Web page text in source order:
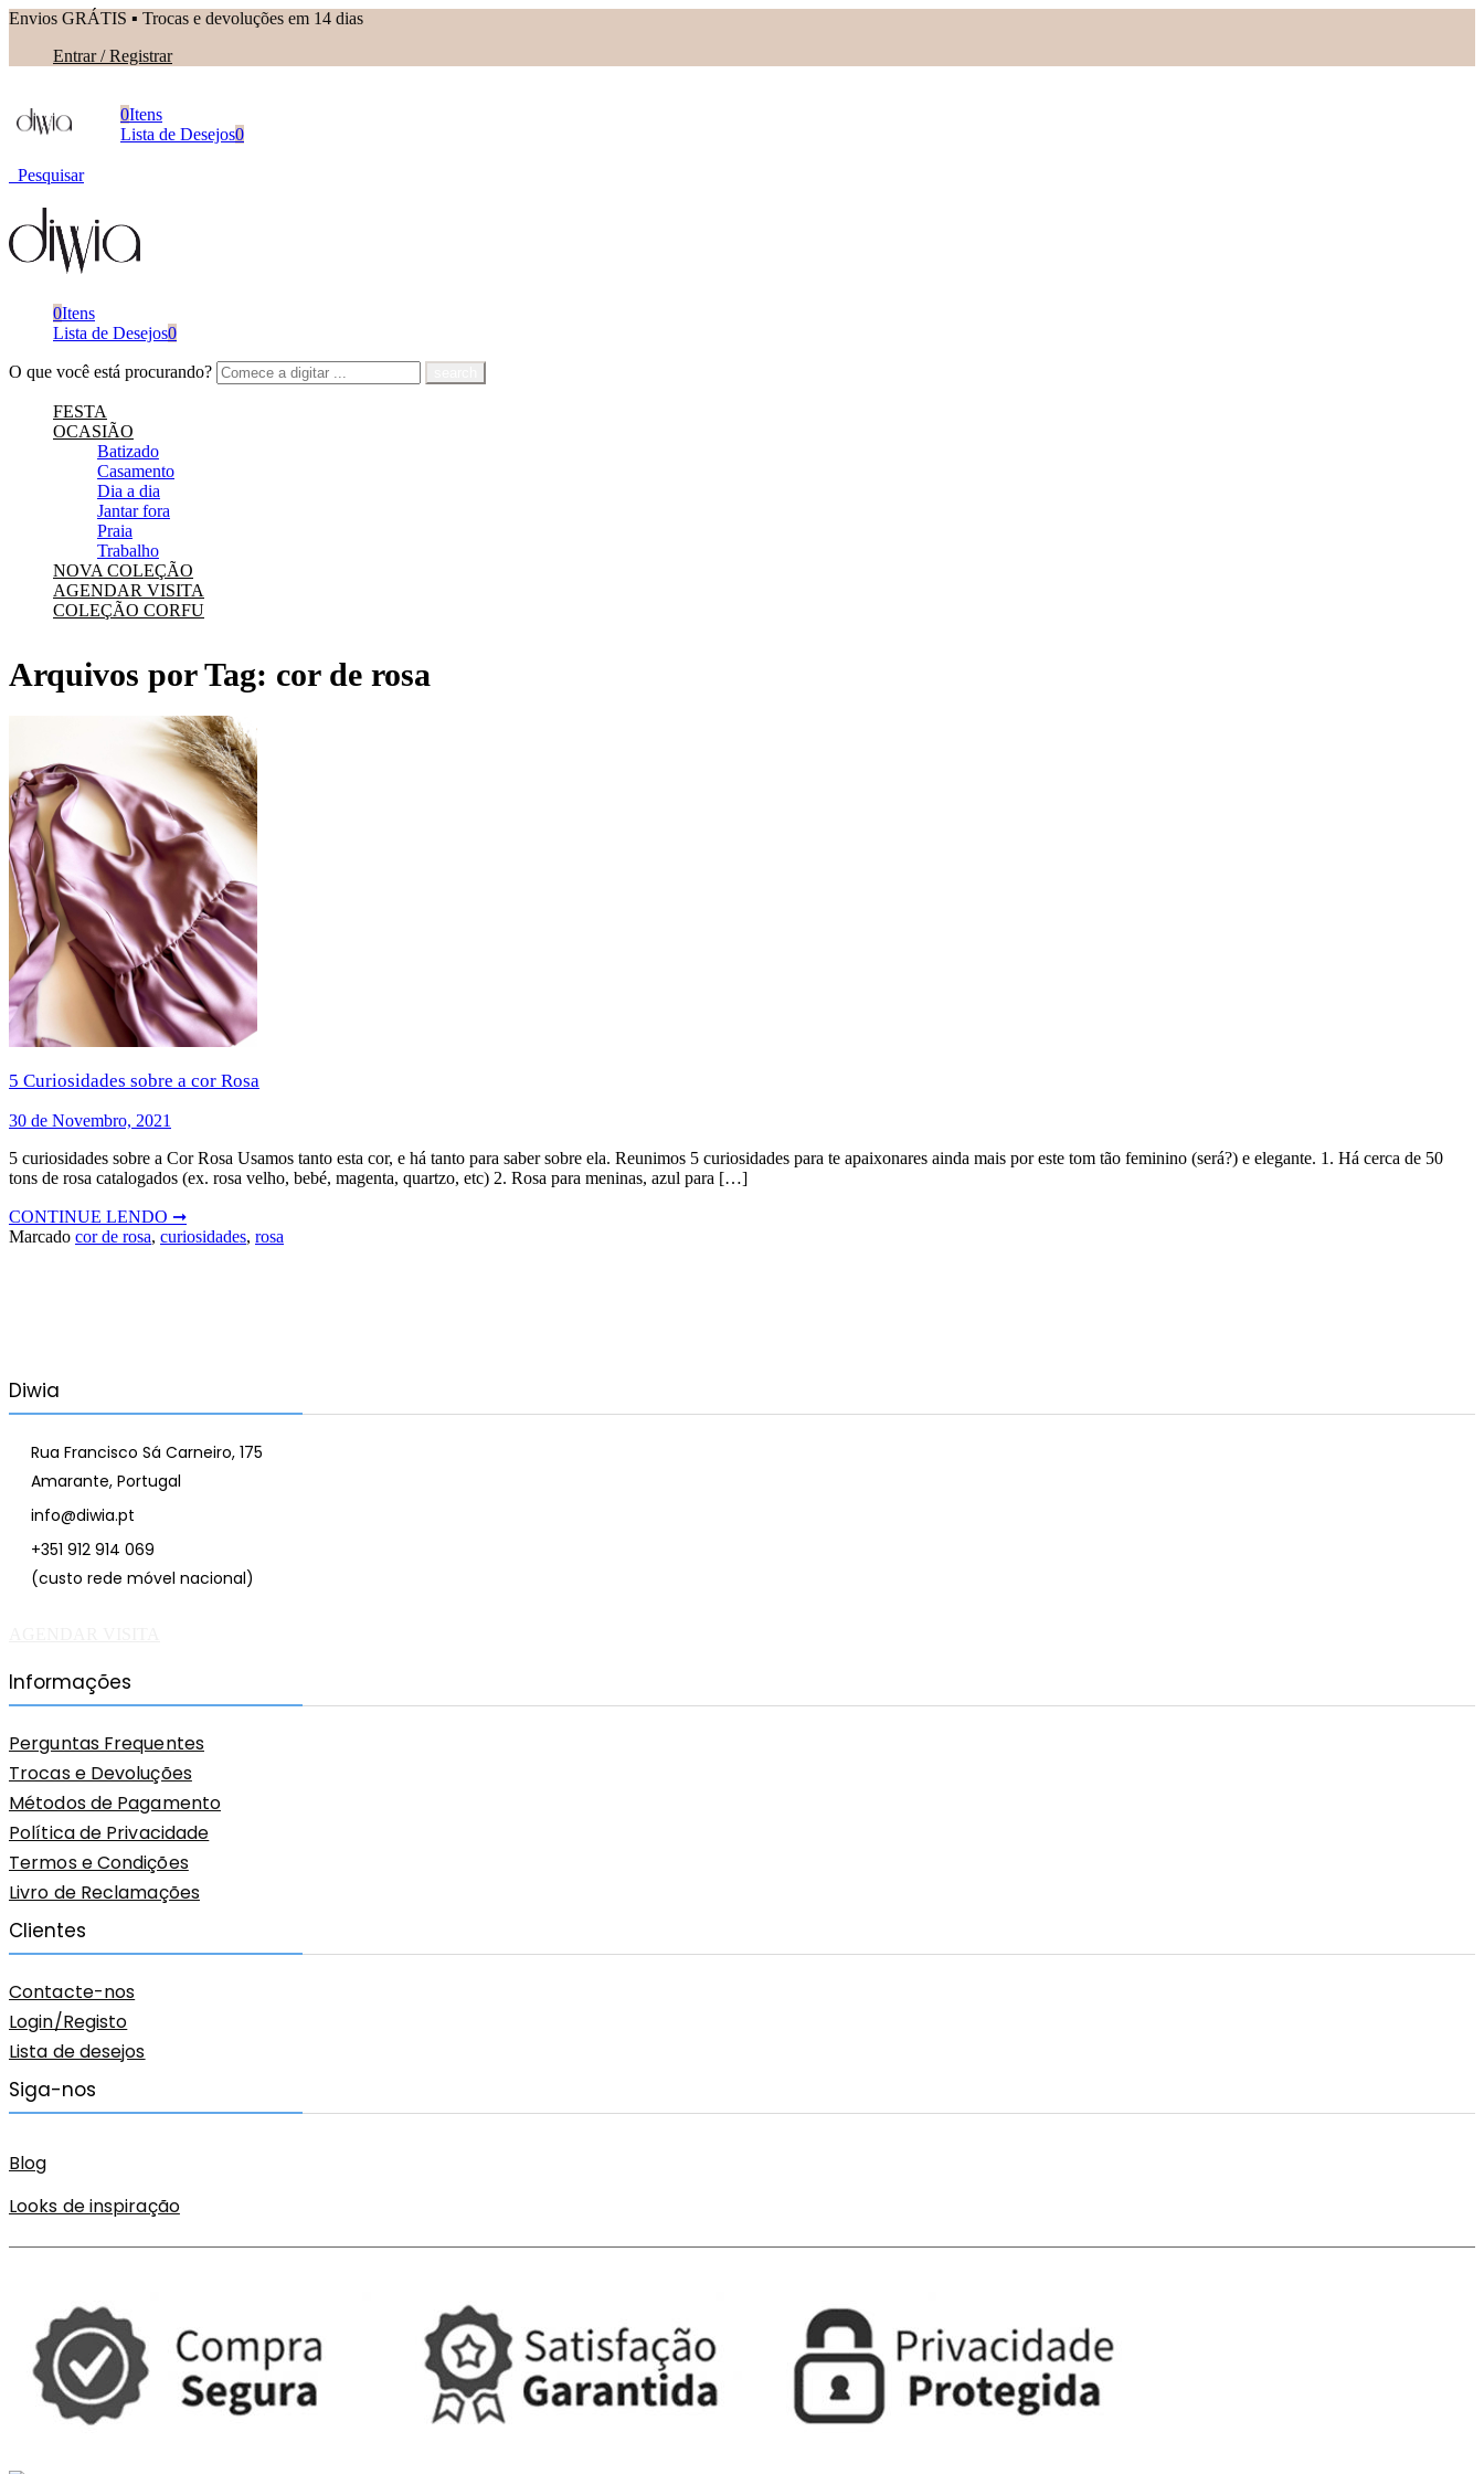
Envios GRÁTIS ▪︎ Trocas e devoluções em 14 dias
Entrar / Registrar
0Itens
Lista de Desejos0
Pesquisar
0Itens
Lista de Desejos0
O que você está procurando?
FESTA
OCASIÃO
Batizado
Casamento
Dia a dia
Jantar fora
Praia
Trabalho
NOVA COLEÇÃO
AGENDAR VISITA
COLEÇÃO CORFU
Arquivos por Tag: cor de rosa
5 Curiosidades sobre a cor Rosa
30 de Novembro, 2021
5 curiosidades sobre a Cor Rosa Usamos tanto esta cor, e há tanto para saber sobre ela. Reunimos 5 curiosidades para te apaixonares ainda mais por este tom tão feminino (será?) e elegante. 1. Há cerca de 50
tons de rosa catalogados (ex. rosa velho, bebé, magenta, quartzo, etc) 2. Rosa para meninas, azul para […]
CONTINUE LENDO ➞
Marcado cor de rosa, curiosidades, rosa
Diwia
Rua Francisco Sá Carneiro, 175
Amarante, Portugal
info@diwia.pt
+351 912 914 069
(custo rede móvel nacional)
Informações
Perguntas Frequentes
Trocas e Devoluções
Métodos de Pagamento
Política de Privacidade
Termos e Condições
Livro de Reclamações
Clientes
Contacte-nos
Login/Registo
Lista de desejos
Siga-nos
Blog
Looks de inspiração